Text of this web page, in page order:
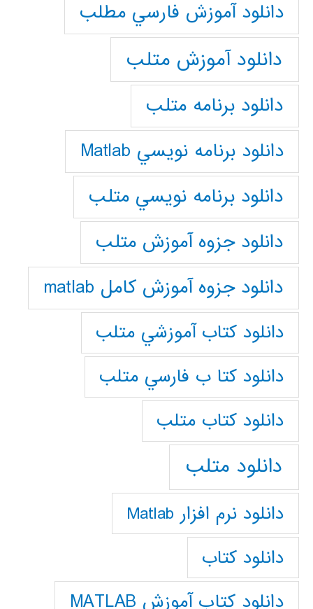
دانلود آموزش فارسي مطلب
دانلود آموزش متلب
دانلود برنامه متلب
دانلود برنامه نويسي Matlab
دانلود برنامه نويسي متلب
دانلود جزوه آموزش متلب
دانلود جزوه آموزش کامل matlab
دانلود كتاب آموزشي متلب
دانلود كتا ب فارسي متلب
دانلود كتاب متلب
دانلود متلب
دانلود نرم افزار Matlab
دانلود کتاب
دانلود کتاب آموزش MATLAB